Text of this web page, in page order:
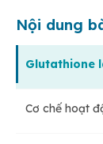
Nội dung
Glutathione
Cơ chế hoạt